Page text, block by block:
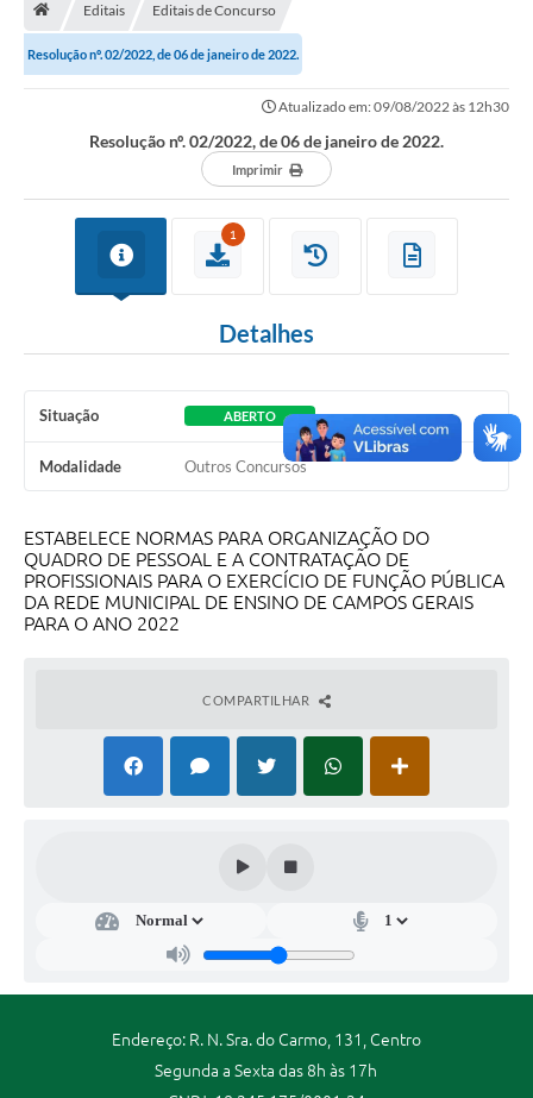
Portal da Transparência
Editais Editais de Concurso
Resolução nº. 02/2022, de 06 de janeiro de 2022.
Atualizado em: 09/08/2022 às 12h30
Resolução nº. 02/2022, de 06 de janeiro de 2022.
Imprimir
1
Detalhes
Situação ABERTO
Modalidade Outros Concursos
ESTABELECE NORMAS PARA ORGANIZAÇÃO DO
QUADRO DE PESSOAL E A CONTRATAÇÃO DE
PROFISSIONAIS PARA O EXERCÍCIO DE FUNÇÃO PÚBLICA
DA REDE MUNICIPAL DE ENSINO DE CAMPOS GERAIS
PARA O ANO 2022
COMPARTILHAR
Endereço: R. N. Sra. do Carmo, 131, Centro
Segunda a Sexta das 8h às 17h